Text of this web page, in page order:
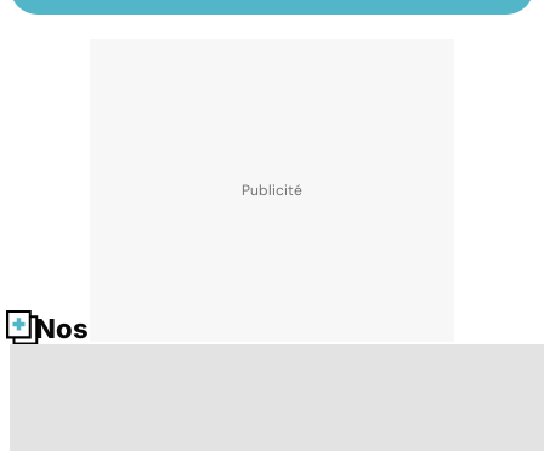
Nos fiches santé